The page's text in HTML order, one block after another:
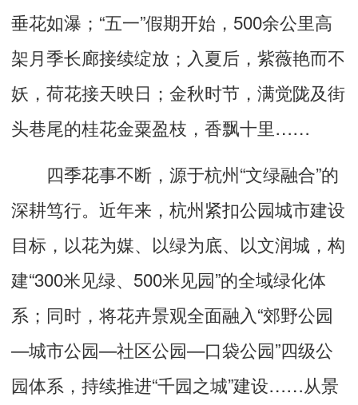
垂花如瀑；“五一”假期开始，500余公里高
架月季长廊接续绽放；入夏后，紫薇艳而不
妖，荷花接天映日；金秋时节，满觉陇及街
头巷尾的桂花金粟盈枝，香飘十里……
四季花事不断，源于杭州“文绿融合”的
深耕笃行。近年来，杭州紧扣公园城市建设
目标，以花为媒、以绿为底、以文润城，构
建“300米见绿、500米见园”的全域绿化体
系；同时，将花卉景观全面融入“郊野公园
—城市公园—社区公园—口袋公园”四级公
园体系，持续推进“千园之城”建设……从景